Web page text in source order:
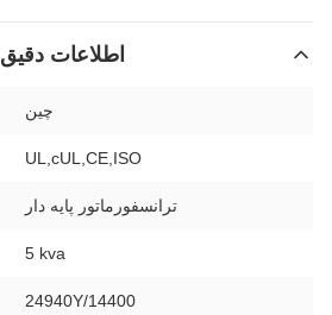
اطلاعات دقیق
چین
UL,cUL,CE,ISO
ترانسفورماتور پایه دار
5 kva
24940Y/14400